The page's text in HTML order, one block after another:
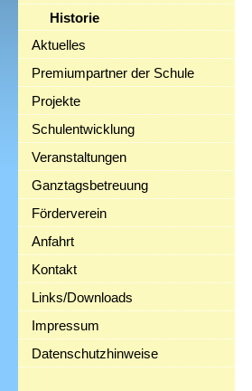
Historie
Aktuelles
Premiumpartner der Schule
Projekte
Schulentwicklung
Veranstaltungen
Ganztagsbetreuung
Förderverein
Anfahrt
Kontakt
Links/Downloads
Impressum
Datenschutzhinweise